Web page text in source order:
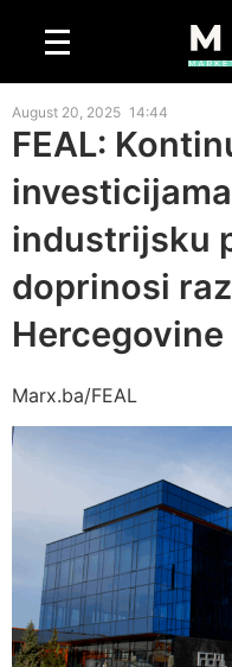
August 20, 2025 14:44
FEAL:
industrijsku
doprinosi
Hercegovine
Marx.ba/FEAL